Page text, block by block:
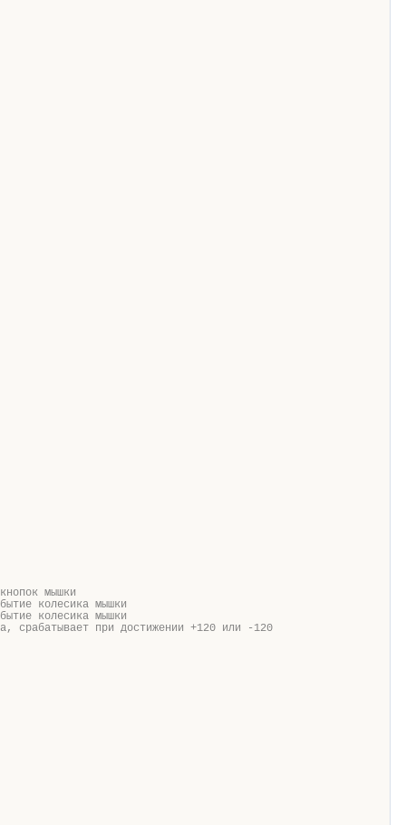
мышки
колесика мышки
колесика мышки
срабатывает при достижении +120 или -120